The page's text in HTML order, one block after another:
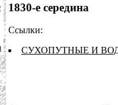
1830-е середина
Ссылки:
СУХОПУТНЫЕ И